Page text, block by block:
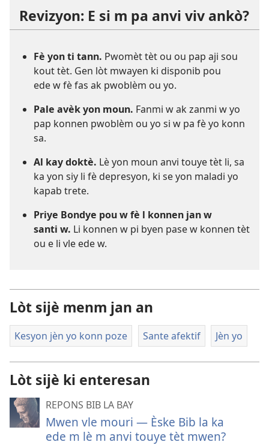
Revizyon: E si m pa anvi viv ankò?
Fè yon ti tann. Pwomèt tèt ou ou pap aji sou
kout tèt. Gen lòt mwayen ki disponib pou
ede w fè fas ak pwoblèm ou yo.
Pale avèk yon moun. Fanmi w ak zanmi w yo
pap konnen pwoblèm ou yo si w pa fè yo konn
sa.
Al kay doktè. Lè yon moun anvi touye tèt li, sa
ka yon siy li fè depresyon, ki se yon maladi yo
kapab trete.
Priye Bondye pou w fè l konnen jan w
santi w. Li konnen w pi byen pase w konnen tèt
ou e li vle ede w.
Lòt sijè menm jan an
Kesyon jèn yo konn poze Sante afektif Jèn yo
Lòt sijè ki enteresan
REPONS BIB LA BAY
Mwen vle mouri — Èske Bib la ka
ede m lè m anvi touye tèt mwen?